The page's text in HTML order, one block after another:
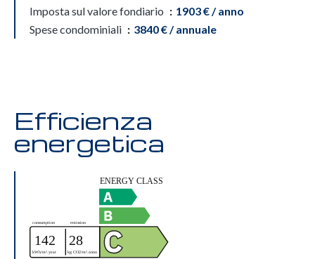
Imposta sul valore fondiario
1903 € / anno
Spese condominiali
3840 € / annuale
Efficienza
energetica